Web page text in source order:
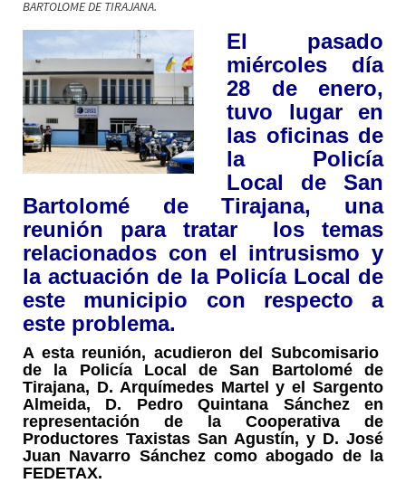
BARTOLOME DE TIRAJANA.
El pasado
miércoles día
28 de enero,
tuvo lugar en
las oficinas de
la Policía
Local de San
Bartolomé de Tirajana, una
reunión para tratar los temas
relacionados con el intrusismo y
la actuación de la Policía Local de
este municipio con respecto a
este problema.
A esta reunión, acudieron del Subcomisario
de la Policía Local de San Bartolomé de
Tirajana, D. Arquímedes Martel y el Sargento
Almeida, D. Pedro Quintana Sánchez en
representación de la Cooperativa de
Productores Taxistas San Agustín, y D. José
Juan Navarro Sánchez como abogado de la
FEDETAX.